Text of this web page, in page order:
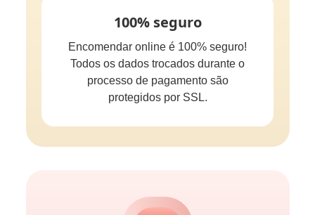
100% seguro
Encomendar online é 100% seguro!
Todos os dados trocados durante o
processo de pagamento são
protegidos por SSL.